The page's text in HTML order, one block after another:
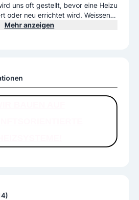
uns oft gestellt, bevor eine Heizu
oder neu errichtet wird. Weissenb
berät Sie über Vor- und Nachteile j
Installationen umgesetzt.
Möglichkeit regenerative Anlage
Heizsystemen zu kombinieren. Wi
welche Optionen für Sie in Frage k
Mehr anzeigen